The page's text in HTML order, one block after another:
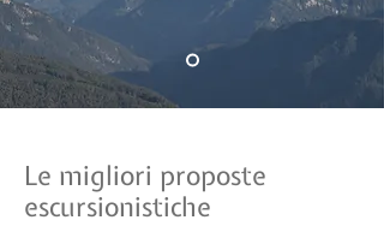
Le migliori proposte
escursionistiche